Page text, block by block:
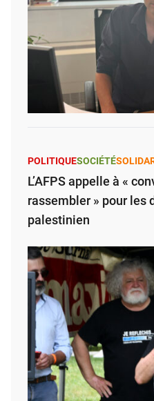
POLITIQUESOCIÉTÉ
L’AFPS appelle à «
rassembler » pour les
palestinien